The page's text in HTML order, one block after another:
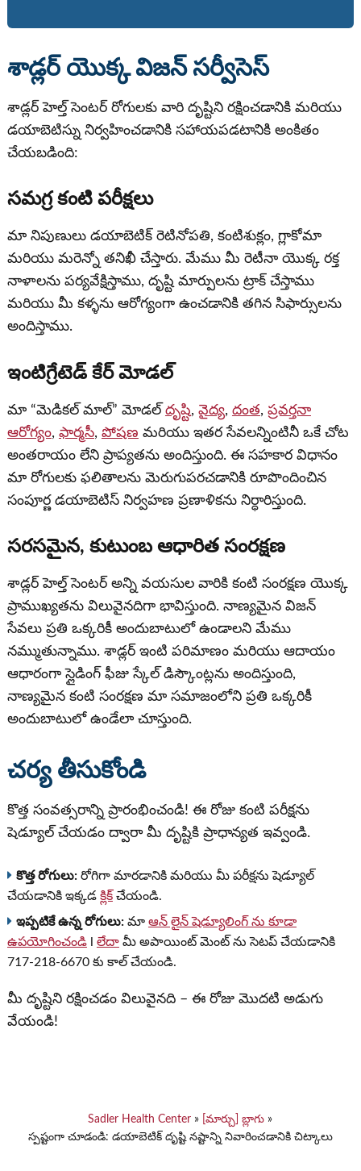
శాడ్లర్ యొక్క విజన్ సర్వీసెస్
శాడ్లర్ హెల్త్ సెంటర్ రోగులకు వారి దృష్టిని రక్షించడానికి మరియు
డయాబెటిస్ను నిర్వహించడానికి సహాయపడటానికి అంకితం
చేయబడింది:
సమగ్ర కంటి పరీక్షలు
మా నిపుణులు డయాబెటిక్ రెటినోపతి, కంటిశుక్లం, గ్లాకోమా
మరియు మరెన్నో తనిఖీ చేస్తారు. మేము మీ రెటీనా యొక్క రక్త
నాళాలను పర్యవేక్షిస్తాము, దృష్టి మార్పులను ట్రాక్ చేస్తాము
మరియు మీ కళ్ళను ఆరోగ్యంగా ఉంచడానికి తగిన సిఫార్సులను
అందిస్తాము.
ఇంటిగ్రేటెడ్ కేర్ మోడల్
మా “మెడికల్ మాల్” మోడల్ దృష్టి, వైద్య, దంత, ప్రవర్తనా
ఆరోగ్యం, ఫార్మసీ, పోషణ మరియు ఇతర సేవలన్నింటినీ ఒకే చోట
అంతరాయం లేని ప్రాప్యతను అందిస్తుంది. ఈ సహకార విధానం
మా రోగులకు ఫలితాలను మెరుగుపరచడానికి రూపొందించిన
సంపూర్ణ డయాబెటిస్ నిర్వహణ ప్రణాళికను నిర్ధారిస్తుంది.
సరసమైన, కుటుంబ ఆధారిత సంరక్షణ
శాడ్లర్ హెల్త్ సెంటర్ అన్ని వయసుల వారికి కంటి సంరక్షణ యొక్క
ప్రాముఖ్యతను విలువైనదిగా భావిస్తుంది. నాణ్యమైన విజన్
సేవలు ప్రతి ఒక్కరికీ అందుబాటులో ఉండాలని మేము
నమ్ముతున్నాము. శాడ్లర్ ఇంటి పరిమాణం మరియు ఆదాయం
ఆధారంగా స్లైడింగ్ ఫీజు స్కేల్ డిస్కౌంట్లను అందిస్తుంది,
నాణ్యమైన కంటి సంరక్షణ మా సమాజంలోని ప్రతి ఒక్కరికీ
అందుబాటులో ఉండేలా చూస్తుంది.
చర్య తీసుకోండి
కొత్త సంవత్సరాన్ని ప్రారంభించండి! ఈ రోజు కంటి పరీక్షను
షెడ్యూల్ చేయడం ద్వారా మీ దృష్టికి ప్రాధాన్యత ఇవ్వండి.
కొత్త రోగులు:రోగిగా మారడానికి మరియు మీ పరీక్షను షెడ్యూల్
చేయడానికి ఇక్కడ క్లిక్చేయండి.
ఇప్పటికే ఉన్న రోగులు:మా ఆన్ లైన్ షెడ్యూలింగ్ ను కూడా
ఉపయోగించండిl లేదామీ అపాయింట్ మెంట్ ను సెటప్ చేయడానికి
717-218-6670 కు కాల్ చేయండి.
మీ దృష్టిని రక్షించడం విలువైనది – ఈ రోజు మొదటి అడుగు
వేయండి!
Sadler Health Center » [మార్చు] బ్లాగు »
స్పష్టంగా చూడండి: డయాబెటిక్ దృష్టి నష్టాన్ని నివారించడానికి చిట్కాలు